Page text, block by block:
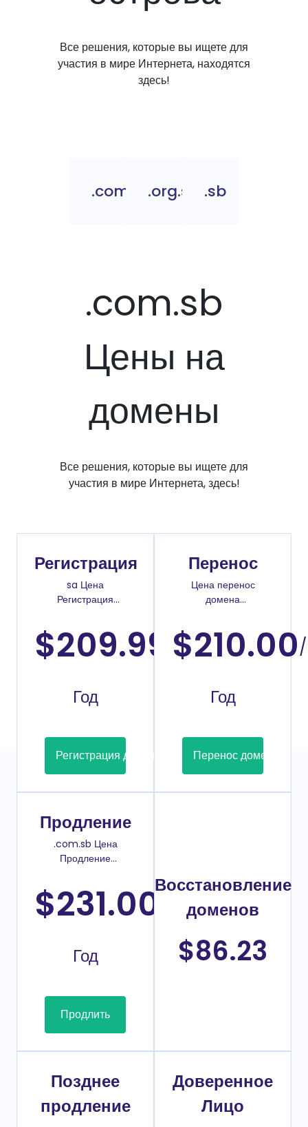
Все решения, которые вы ищете для
участия в мире Интернета, находятся
здесь!
.com.sb.org.sb .sb
.com.sb
Цены на
домены
Все решения, которые вы ищете для
участия в мире Интернета, здесь!
Регистрация
sa Цена
Регистрация
$209.99 /
Год
Регистрация домена
Перенос
Цена перенос
домена
$210.00/
Год
Перенос домена
Продление
.com.sb Цена
Продление
$231.00
Год
Продлить
Восстановление
доменов
$86.23
Позднее
продление
Доверенное
Лицо